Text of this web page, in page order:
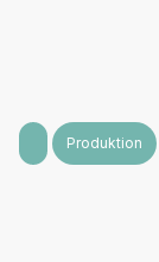
KonzeptProduktion